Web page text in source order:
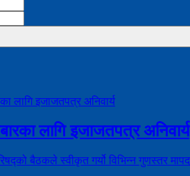
लागि इजाजतपत्र अनिवार्य